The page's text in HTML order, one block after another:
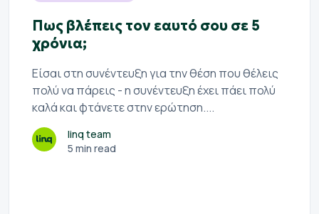
Πως βλέπεις τον εαυτό σου σε 5
χρόνια;
Είσαι στη συνέντευξη για την θέση που θέλεις
πολύ να πάρεις - η συνέντευξη έχει πάει πολύ
καλά και φτάνετε στην ερώτηση....
linq team
5 min read